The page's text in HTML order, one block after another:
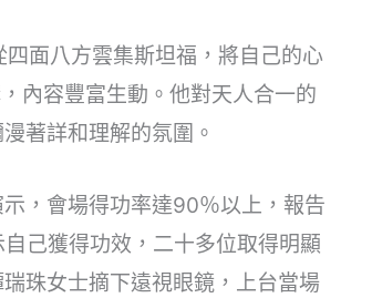
面八方雲集斯坦福，將自己的心
內容豐富生動。他對天人合一的
著詳和理解的氛圍。
，會場得功率達90％以上，報告
己獲得功效，二十多位取得明顯
珠女士摘下遠視眼鏡，上台當場